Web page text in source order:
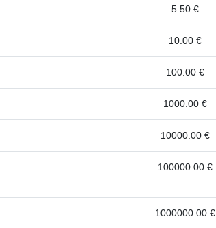
5.50 €
10.00 €
100.00 €
1000.00 €
10000.00 €
100000.00 €
1000000.00 €